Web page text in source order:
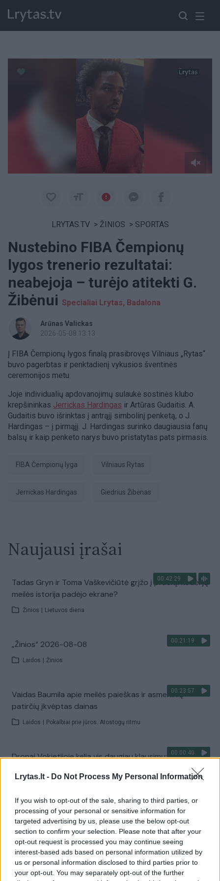
Lrytas.lt - Do Not Process My Personal Information
If you wish to opt-out of the sale, sharing to third parties, or
processing of your personal or sensitive information for
targeted advertising by us, please use the below opt-out
section to confirm your selection. Please note that after your
opt-out request is processed you may continue seeing
interest-based ads based on personal information utilized by
us or personal information disclosed to third parties prior to
your opt-out. You may separately opt-out of the further
LRYTAS.TV > ŽINIOS > SPORTAS
Nustebino FIBA Čempionų
lygos trenerio rezultatai:
neabejoja – turėjo atitekti G.
Žibėnui Specialiai Lrytas, Badalona
Arūnas Valickas
2026-05-08 13:13
Į FIBA Čempionų lygos finalą prasibrovęs Vilniaus „Rytas“
buvo pagerbtas ir penktadienį vykusios šventinės
ceremonijos metu.
Joje individualių apdovanojimų sulaukė sostinės klubo
krepšininkas Jerrickas Hardingas ir Artūras Gudaitis. A.
Gudaitis buvo išrinktas į antrąjį simbolinį penketą, o J.
Hardingas – į pirmąjį. J. Hardingas surinko daugiausia fanų
balsų ir kaip penketo narys buvo pristatytas pats pirmasis.
FIBA Čempionų lyga Vilniaus Rytas
Jerrickas Hardingas Giedrius Žibėnas
Naujausi įrašai
00:42:29
Tadas Gryn ir Toma Vaškevičiūtė grįžo į praeitį: kodėl jų
meilės istorija padėjo ekrane?
Žinios Lietuvos diena
00:21:19
„Žinios“ 2026-08-08
Laidos Žinios
00:23:57
Vaidas Baumila apie meilės paieškas ir asmeninių
patirčių įkvėptas dainas
Laidos Pokalbiai prie jūros. Atostogų ritmu
00:00:40
Dronai Vokietijoje kelia vis daugiau klausimų: du
Visi įrašai
Žiūrimiausi įrašai